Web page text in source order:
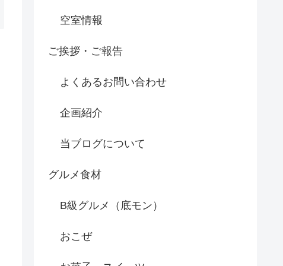
空室情報
ご挨拶・ご報告
よくあるお問い合わせ
企画紹介
当ブログについて
グルメ食材
B級グルメ（底モン）
おこぜ